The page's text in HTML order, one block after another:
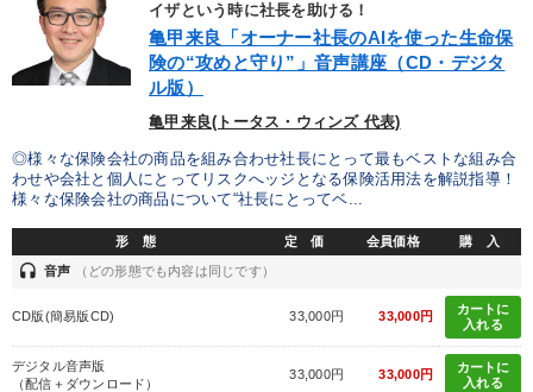
イザという時に社長を助ける！
亀甲来良「オーナー社長のAIを使った生命保
険の“攻めと守り”」音声講座（CD・デジタ
ル版）
亀甲来良(トータス・ウィンズ 代表)
◎様々な保険会社の商品を組み合わせ社長にとって最もベストな組み合
わせや会社と個人にとってリスクへッジとなる保険活用法を解説指導！
様々な保険会社の商品について“社長にとってベ...
形 態 定 価 会員価格 購 入
headset 音声 （どの形態でも内容は同じです）
CD版(簡易版CD) 33,000円 33,000円
カートに
入れる
デジタル音声版
（配信＋ダウンロード）
33,000円 33,000円
カートに
入れる